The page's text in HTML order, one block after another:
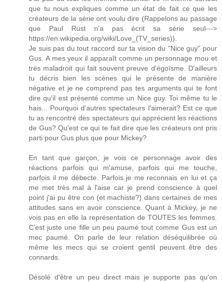
que tu nous expliques comme un état de fait ce que les
créateurs de la série ont voulu dire (Rappelons au passage
que Paul Rust n'a pas écrit sa série seul--->
https://en.wikipedia.org/wiki/Love_(TV_series)).
Je suis pas du tout raccord sur ta vision du "Nice guy" pour
Gus. A mes yeux il apparaît comme un personnage mou et
très maladroit qui fait souvent preuve d'égoïsme. D'ailleurs
tu décris bien les scènes qui le présente de manière
négative et je ne comprend pas tes arguments qui te font
dire qu'il est présenté comme un Nice guy. Toi même tu le
hais... Pourquoi d'autres spectateurs l'aimerait? Est ce que
tu as rencontré des spectateurs qui apprécient les réactions
de Gus? Qu'est ce qui te fait dire que les créateurs ont pris
parti pour Gus plus que pour Mickey?
En tant que garçon, je vois ce personnage avoir des
réactions parfois qui m'amuse, parfois qui me touche,
parfois il me débecte. Parfois je me reconnais en lui et ça
me met très mal à l'aise car je prend conscience à quel
point j'ai pu être con (et machiste?) dans certaines de mes
attitudes sans en avoir conscience. Quant à Mickey, je ne
vois pas en elle la représentation de TOUTES les femmes.
C'est juste une fille un peu paumé tout comme Gus est un
mec paumé. On parle de leur relation déséquilibrée où
même les mecs qui se croient gentil peuvent être des
connards.
Désolé d'être un peu direct mais je supporte pas qu'on